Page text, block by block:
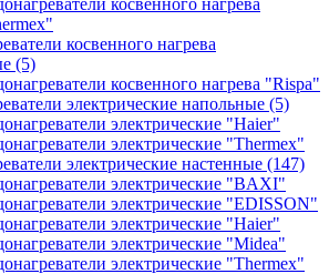
косвенного нагрева
косвенного нагрева
(5)
косвенного нагрева "Rispa"
электрические напольные (5)
электрические "Haier"
электрические "Thermex"
электрические настенные (147)
электрические "BAXI"
электрические "EDISSON"
электрические "Haier"
электрические "Midea"
электрические "Thermex"